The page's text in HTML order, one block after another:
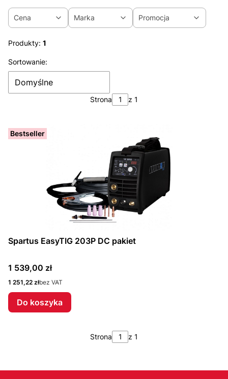
Cena Marka Promocja
Koniec filtrów
Produkty: 1
Lista produktów
Sortowanie:
Domyślne
Strona z 1
Bestseller
Spartus EasyTIG 203P DC pakiet
Cena
1 539,00 zł
Cena
1 251,22 złbez VAT
Do koszyka
Strona z 1